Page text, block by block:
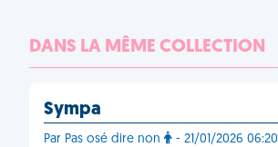
DANS LA MÊME COLLECTION
Sympa
Par Pas osé dire non - 21/01/2026 06:20